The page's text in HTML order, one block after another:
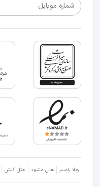
شماره موبایل
ویلا رامسر هتل مشهد هتل کیش